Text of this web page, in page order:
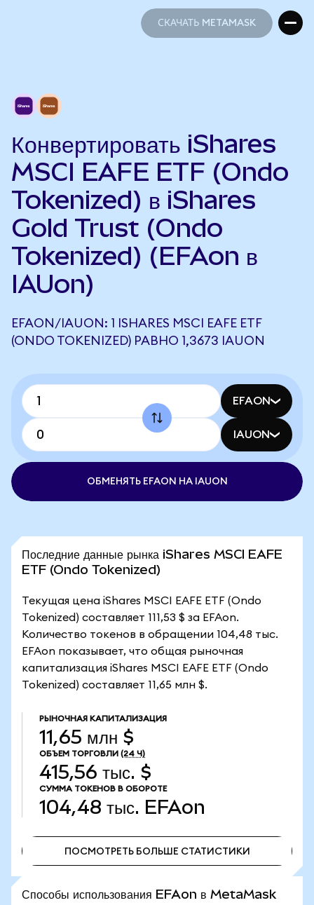
СКАЧАТЬ METAMASK
Конвертировать iShares
MSCI EAFE ETF (Ondo
Tokenized) в iShares
Gold Trust (Ondo
Tokenized) (EFAon в
IAUon)
EFAON/IAUON: 1 ISHARES MSCI EAFE ETF
(ONDO TOKENIZED) РАВНО 1,3673 IAUON
EFAON
IAUON
ОБМЕНЯТЬ EFAON НА IAUON
Последние данные рынка iShares MSCI EAFE
ETF (Ondo Tokenized)
Текущая цена iShares MSCI EAFE ETF (Ondo
Tokenized) составляет 111,53 $ за EFAon.
Количество токенов в обращении 104,48 тыс.
EFAon показывает, что общая рыночная
капитализация iShares MSCI EAFE ETF (Ondo
Tokenized) составляет 11,65 млн $.
РЫНОЧНАЯ КАПИТАЛИЗАЦИЯ
11,65 млн $
ОБЪЕМ ТОРГОВЛИ (24 Ч)
415,56 тыс. $
СУММА ТОКЕНОВ В ОБОРОТЕ
104,48 тыс. EFAon
ПОСМОТРЕТЬ БОЛЬШЕ СТАТИСТИКИ
Способы использования EFAon в MetaMask